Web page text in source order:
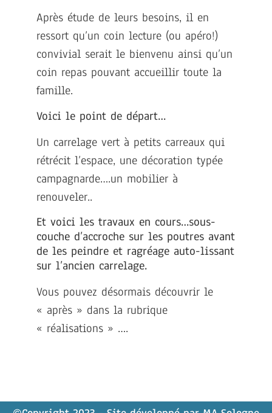
Après étude de leurs besoins, il en
ressort qu’un coin lecture (ou apéro!)
convivial serait le bienvenu ainsi qu’un
coin repas pouvant accueillir toute la
famille.
Voici le point de départ…
Un carrelage vert à petits carreaux qui
rétrécit l’espace, une décoration typée
campagnarde….un mobilier à
renouveler..
Et voici les travaux en cours…sous-
couche d’accroche sur les poutres avant
de les peindre et ragréage auto-lissant
sur l’ancien carrelage.
Vous pouvez désormais découvrir le
« après » dans la rubrique
« réalisations » ….